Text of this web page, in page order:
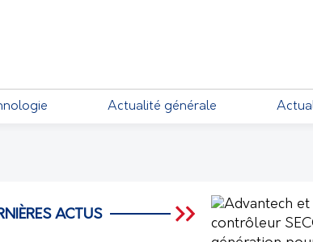
Actualité générale
ACTUS